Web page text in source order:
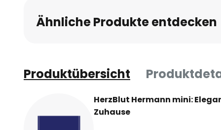
Ähnliche Produkte entdecken
Produktübersicht
HerzBlut Hermann mini:
Zuhause